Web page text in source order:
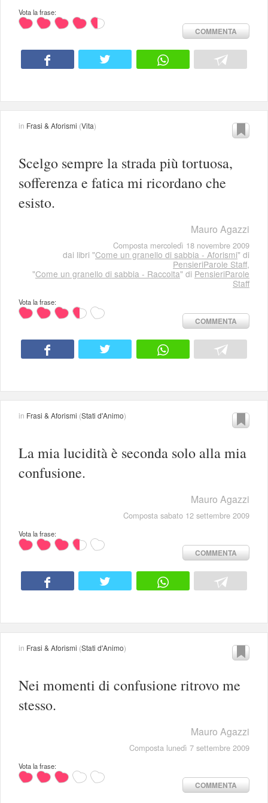
Vota la frase:
COMMENTA
in Frasi & Aforismi (Vita)
Scelgo sempre la strada più tortuosa,
sofferenza e fatica mi ricordano che
esisto.
Mauro Agazzi
Composta mercoledì 18 novembre 2009
dai libri "Come un granello di sabbia - Aforismi" di
PensieriParole Staff,
"Come un granello di sabbia - Raccolta" di PensieriParole
Staff
Vota la frase:
COMMENTA
in Frasi & Aforismi (Stati d'Animo)
La mia lucidità è seconda solo alla mia
confusione.
Mauro Agazzi
Composta sabato 12 settembre 2009
Vota la frase:
COMMENTA
in Frasi & Aforismi (Stati d'Animo)
Nei momenti di confusione ritrovo me
stesso.
Mauro Agazzi
Composta lunedì 7 settembre 2009
Vota la frase:
COMMENTA